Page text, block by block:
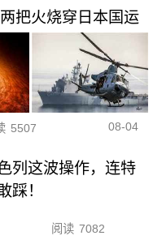
把火烧穿日本国运
5507 08-04
列这波操作，连特
踩！
阅读 7082